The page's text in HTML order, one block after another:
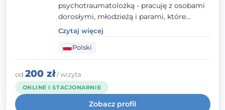
psychotraumatolożką - pracuję z osobami
dorosłymi, młodzieżą i parami, które
doświadczają kryzysów psychicznych,
traumy, stanów lękowych i trudności
relacyjnych. W pracy kieruję się
uważnością, empatią i głębokim
szacunkiem dla indywidualnej historii
każdego człowieka. Jestem w trakcie
czteroletniej szkoły psychoterapii
poznawczo-behawioralnej
Czytaj więcej
Polski
od 200 zł/ wizyta
ONLINE I STACJONARNIE
Zobacz profil